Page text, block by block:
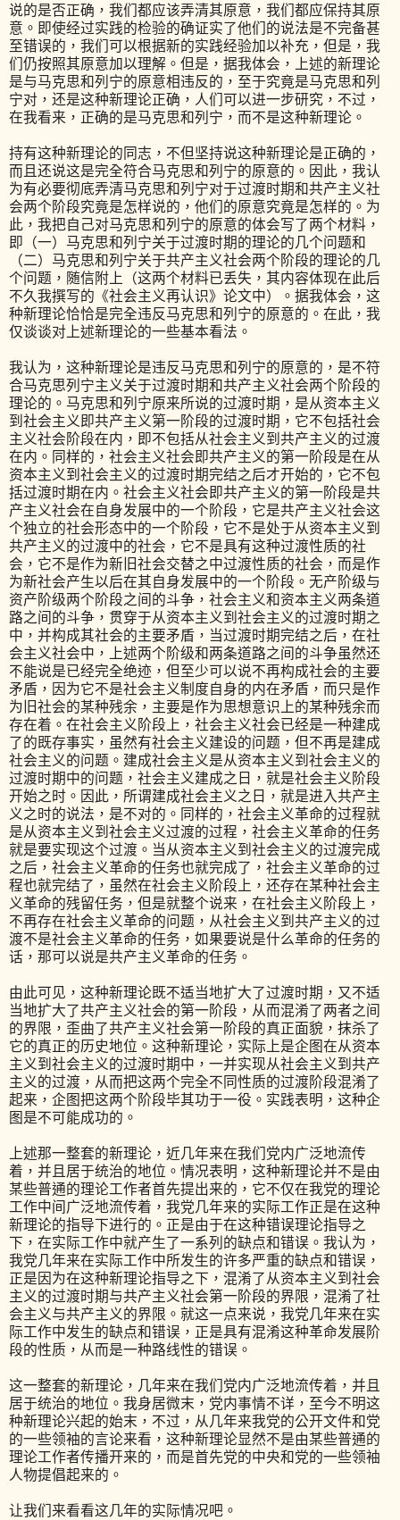
说的是否正确，我们都应该弄清其原意，我们都应保持其原
意。即使经过实践的检验的确证实了他们的说法是不完备甚
至错误的，我们可以根据新的实践经验加以补充，但是，我
们仍按照其原意加以理解。但是，据我体会，上述的新理论
是与马克思和列宁的原意相违反的，至于究竟是马克思和列
宁对，还是这种新理论正确，人们可以进一步研究，不过，
在我看来，正确的是马克思和列宁，而不是这种新理论。
持有这种新理论的同志，不但坚持说这种新理论是正确的，
而且还说这是完全符合马克思和列宁的原意的。因此，我认
为有必要彻底弄清马克思和列宁对于过渡时期和共产主义社
会两个阶段究竟是怎样说的，他们的原意究竟是怎样的。为
此，我把自己对马克思和列宁的原意的体会写了两个材料，
即（一）马克思和列宁关于过渡时期的理论的几个问题和
（二）马克思和列宁关于共产主义社会两个阶段的理论的几
个问题，随信附上（这两个材料已丢失，其内容体现在此后
不久我撰写的《社会主义再认识》论文中）。据我体会，这
种新理论恰恰是完全违反马克思和列宁的原意的。在此，我
仅谈谈对上述新理论的一些基本看法。
我认为，这种新理论是违反马克思和列宁的原意的，是不符
合马克思列宁主义关于过渡时期和共产主义社会两个阶段的
理论的。马克思和列宁原来所说的过渡时期，是从资本主义
到社会主义即共产主义第一阶段的过渡时期，它不包括社会
主义社会阶段在内，即不包括从社会主义到共产主义的过渡
在内。同样的，社会主义社会即共产主义的第一阶段是在从
资本主义到社会主义的过渡时期完结之后才开始的，它不包
括过渡时期在内。社会主义社会即共产主义的第一阶段是共
产主义社会在自身发展中的一个阶段，它是共产主义社会这
个独立的社会形态中的一个阶段，它不是处于从资本主义到
共产主义的过渡中的社会，它不是具有这种过渡性质的社
会，它不是作为新旧社会交替之中过渡性质的社会，而是作
为新社会产生以后在其自身发展中的一个阶段。无产阶级与
资产阶级两个阶段之间的斗争，社会主义和资本主义两条道
路之间的斗争，贯穿于从资本主义到社会主义的过渡时期之
中，并构成其社会的主要矛盾，当过渡时期完结之后，在社
会主义社会中，上述两个阶级和两条道路之间的斗争虽然还
不能说是已经完全绝迹，但至少可以说不再构成社会的主要
矛盾，因为它不是社会主义制度自身的内在矛盾，而只是作
为旧社会的某种残余，主要是作为思想意识上的某种残余而
存在着。在社会主义阶段上，社会主义社会已经是一种建成
了的既存事实，虽然有社会主义建设的问题，但不再是建成
社会主义的问题。建成社会主义是从资本主义到社会主义的
过渡时期中的问题，社会主义建成之日，就是社会主义阶段
开始之时。因此，所谓建成社会主义之日，就是进入共产主
义之时的说法，是不对的。同样的，社会主义革命的过程就
是从资本主义到社会主义过渡的过程，社会主义革命的任务
就是要实现这个过渡。当从资本主义到社会主义的过渡完成
之后，社会主义革命的任务也就完成了，社会主义革命的过
程也就完结了，虽然在社会主义阶段上，还存在某种社会主
义革命的残留任务，但是就整个说来，在社会主义阶段上，
不再存在社会主义革命的问题，从社会主义到共产主义的过
渡不是社会主义革命的任务，如果要说是什么革命的任务的
话，那可以说是共产主义革命的任务。
由此可见，这种新理论既不适当地扩大了过渡时期，又不适
当地扩大了共产主义社会的第一阶段，从而混淆了两者之间
的界限，歪曲了共产主义社会第一阶段的真正面貌，抹杀了
它的真正的历史地位。这种新理论，实际上是企图在从资本
主义到社会主义的过渡时期中，一并实现从社会主义到共产
主义的过渡，从而把这两个完全不同性质的过渡阶段混淆了
起来，企图把这两个阶段毕其功于一役。实践表明，这种企
图是不可能成功的。
上述那一整套的新理论，近几年来在我们党内广泛地流传
着，并且居于统治的地位。情况表明，这种新理论并不是由
某些普通的理论工作者首先提出来的，它不仅在我党的理论
工作中间广泛地流传着，我党几年来的实际工作正是在这种
新理论的指导下进行的。正是由于在这种错误理论指导之
下，在实际工作中就产生了一系列的缺点和错误。我认为，
我党几年来在实际工作中所发生的许多严重的缺点和错误，
正是因为在这种新理论指导之下，混淆了从资本主义到社会
主义的过渡时期与共产主义社会第一阶段的界限，混淆了社
会主义与共产主义的界限。就这一点来说，我党几年来在实
际工作中发生的缺点和错误，正是具有混淆这种革命发展阶
段的性质，从而是一种路线性的错误。
这一整套的新理论，几年来在我们党内广泛地流传着，并且
居于统治的地位。我身居微末，党内事情不详，至今不明这
种新理论兴起的始末，不过，从几年来我党的公开文件和党
的一些领袖的言论来看，这种新理论显然不是由某些普通的
理论工作者传播开来的，而是首先党的中央和党的一些领袖
人物提倡起来的。
让我们来看看这几年的实际情况吧。